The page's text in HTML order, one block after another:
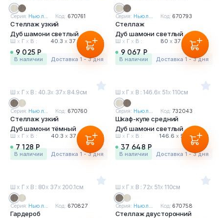
Серия: Нью л... Код: 670761
Стеллаж узкий
Дуб шамони светлый
Ш х Г х В : 40.3 х37 х 123.3 см
9 025 Р
в наличии Доставка 1 - 3 дня
Серия: Нью л... Код: 670793
Стеллаж
Дуб шамони светлый
Ш х Г х В : 80 х 37х 84.9 см
9 067 Р
в наличии Доставка 1 - 3 дня
Ш х Г х В : 40.3х 37х 84.9см
Серия: Нью л... Код: 670760
Стеллаж узкий
Дуб шамони тёмный
Ш х Г х В : 40.3 х37х 84.9 см
7 128 Р
в наличии Доставка 1 - 3 дня
Ш х Г х В : 146.6х 51х 110см
Серия: Нью л... Код: 732043
Шкаф-купе средний
Дуб шамони светлый
Ш х Г х В : 146.6 х 51 х110 см
37 648 Р
в наличии Доставка 1 - 3 дня
Ш х Г х В : 80х 37х 200.1см
Серия: Нью л... Код: 670827
Гардероб
Ш х Г х В : 72х 51х 110см
Серия: Нью л... Код: 670758
Стеллаж двусторонний